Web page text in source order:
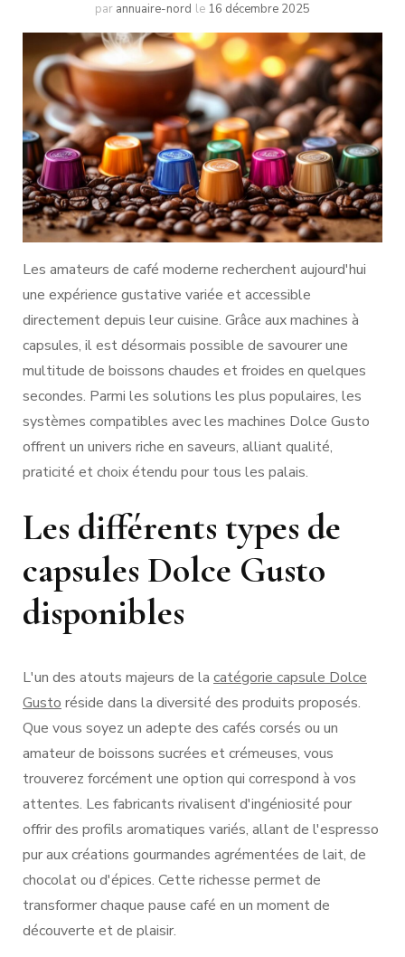
par annuaire-nord le 16 décembre 2025
Les amateurs de café moderne recherchent aujourd'hui
une expérience gustative variée et accessible
directement depuis leur cuisine. Grâce aux machines à
capsules, il est désormais possible de savourer une
multitude de boissons chaudes et froides en quelques
secondes. Parmi les solutions les plus populaires, les
systèmes compatibles avec les machines Dolce Gusto
offrent un univers riche en saveurs, alliant qualité,
praticité et choix étendu pour tous les palais.
Les différents types de
capsules Dolce Gusto
disponibles
L'un des atouts majeurs de la catégorie capsule Dolce
Gusto réside dans la diversité des produits proposés.
Que vous soyez un adepte des cafés corsés ou un
amateur de boissons sucrées et crémeuses, vous
trouverez forcément une option qui correspond à vos
attentes. Les fabricants rivalisent d'ingéniosité pour
offrir des profils aromatiques variés, allant de l'espresso
pur aux créations gourmandes agrémentées de lait, de
chocolat ou d'épices. Cette richesse permet de
transformer chaque pause café en un moment de
découverte et de plaisir.